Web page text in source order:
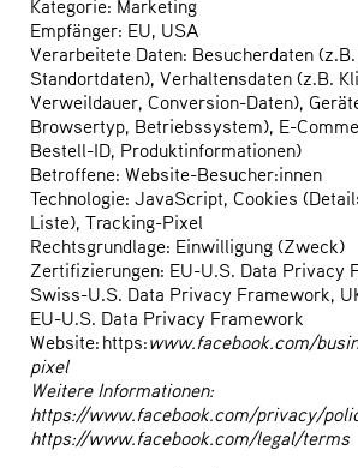
Kategorie: Marketing
Empfänger: EU, USA
Verarbeitete Daten: Besucherdaten
Standortdaten), Verhaltensdaten (z.B.
Verweildauer, Conversion-Daten),
Browsertyp, Betriebssystem), E-
Bestell-ID, Produktinformationen)
Betroffene: Website-Besucher:innen
Technologie: JavaScript, Cookies
Liste), Tracking-Pixel
Rechtsgrundlage: Einwilligung (Zweck)
Zertifizierungen: EU-U.S. Data Privacy
Swiss-U.S. Data Privacy Framework,
EU-U.S. Data Privacy Framework
Website: https:www.facebook.com/
pixel
Weitere Informationen:
https://www.facebook.com/privacy/
https://www.facebook.com/legal/terms